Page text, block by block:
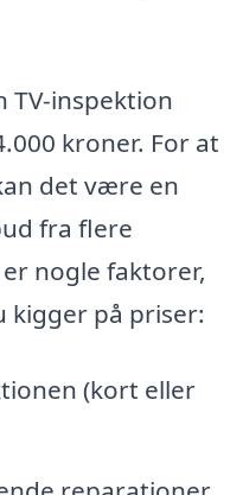
TV-inspektion
kroner. For at
det være en
fra flere
nogle faktorer,
kigger på priser:
(kort eller